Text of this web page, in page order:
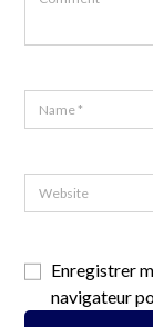
Enregistrer
navigateur